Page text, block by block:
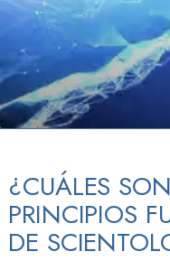
¿CUÁLES
PRINCIPIOS
DE